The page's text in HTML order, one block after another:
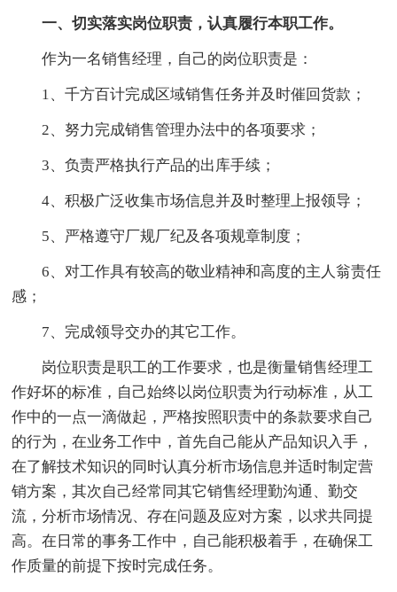
一、切实落实岗位职责，认真履行本职工作。
作为一名销售经理，自己的岗位职责是：
1、千方百计完成区域销售任务并及时催回货款；
2、努力完成销售管理办法中的各项要求；
3、负责严格执行产品的出库手续；
4、积极广泛收集市场信息并及时整理上报领导；
5、严格遵守厂规厂纪及各项规章制度；
6、对工作具有较高的敬业精神和高度的主人翁责任
感；
7、完成领导交办的其它工作。
岗位职责是职工的工作要求，也是衡量销售经理工
作好坏的标准，自己始终以岗位职责为行动标准，从工
作中的一点一滴做起，严格按照职责中的条款要求自己
的行为，在业务工作中，首先自己能从产品知识入手，
在了解技术知识的同时认真分析市场信息并适时制定营
销方案，其次自己经常同其它销售经理勤沟通、勤交
流，分析市场情况、存在问题及应对方案，以求共同提
高。在日常的事务工作中，自己能积极着手，在确保工
作质量的前提下按时完成任务。